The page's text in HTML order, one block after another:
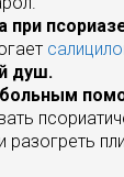
при
душ.
разогреть